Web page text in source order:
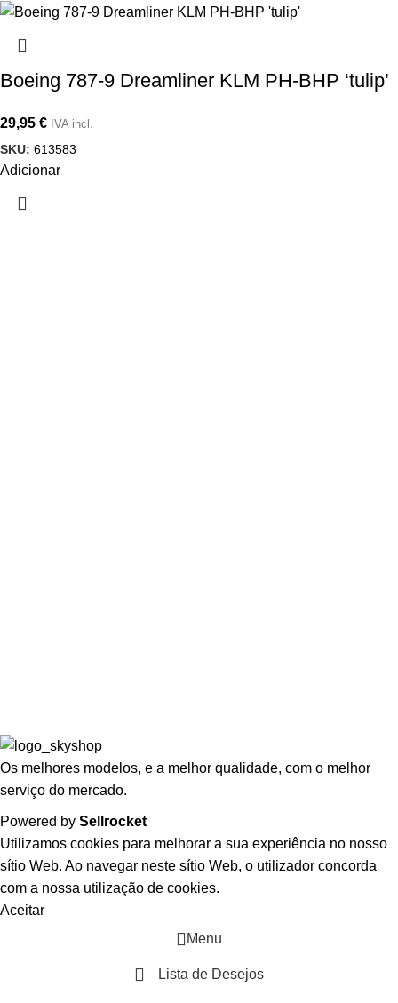
Boeing 787-9 Dreamliner KLM PH-BHP ‘tulip’
29,95 € IVA incl.
SKU: 613583
Adicionar
Os melhores modelos, e a melhor qualidade, com o melhor
serviço do mercado.
Powered by Sellrocket
Utilizamos cookies para melhorar a sua experiência no nosso
sítio Web. Ao navegar neste sítio Web, o utilizador concorda
com a nossa utilização de cookies.
Aceitar
Menu
Lista de Desejos